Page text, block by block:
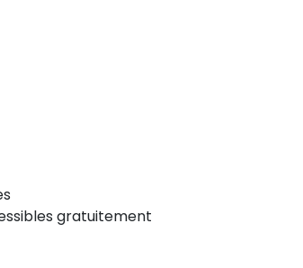
gratuitement